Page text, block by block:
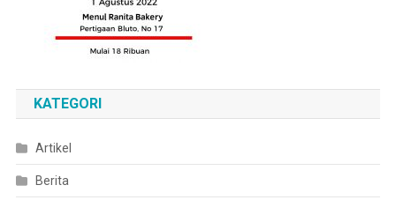
KATEGORI
Artikel
Berita